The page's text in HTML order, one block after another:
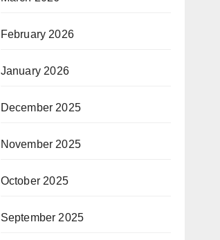
February 2026
January 2026
December 2025
November 2025
October 2025
September 2025